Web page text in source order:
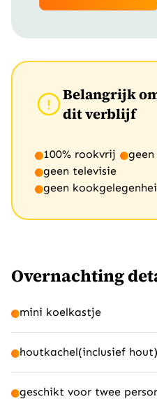
Belangrijk
dit verblijf
100% rookvrij geen
geen televisie
geen
Overnachting
mini koelkastje
houtkachel(inclusief hout)
geschikt voor twee